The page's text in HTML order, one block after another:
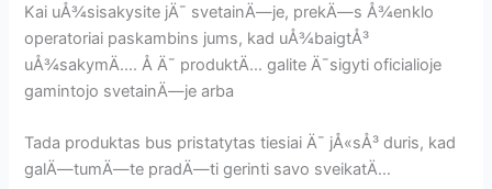
Kai uÅ¾sisakysite jÄ¯ svetainÄ—je, prekÄ—s Å¾enklo
operatoriai paskambins jums, kad uÅ¾baigtÅ³
uÅ¾sakymÄ…. Å Ä¯ produktÄ… galite Ä¯sigyti oficialioje
gamintojo svetainÄ—je arba
Tada produktas bus pristatytas tiesiai Ä¯ jÅ«sÅ³ duris, kad
galÄ—tumÄ—te pradÄ—ti gerinti savo sveikatÄ…